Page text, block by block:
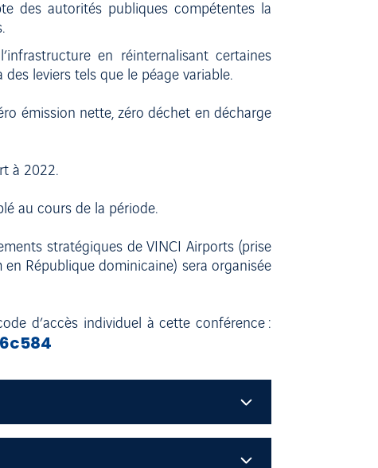
des autorités publiques compétentes la
en réinternalisant certaines
leviers tels que le péage variable.
émission nette, zéro déchet en décharge
à 2022.
au cours de la période.
stratégiques de VINCI Airports (prise
République dominicaine) sera organisée
d’accès individuel à cette conférence :